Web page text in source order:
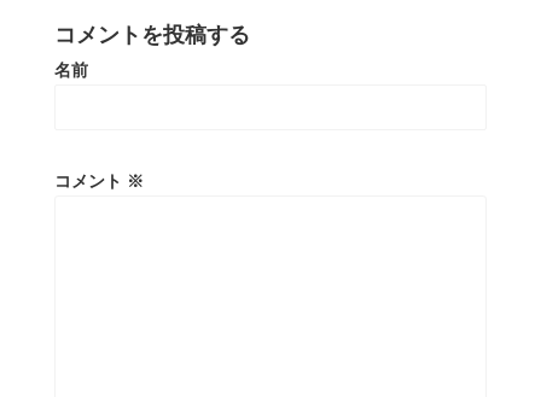
コメントを投稿する
名前
コメント ※